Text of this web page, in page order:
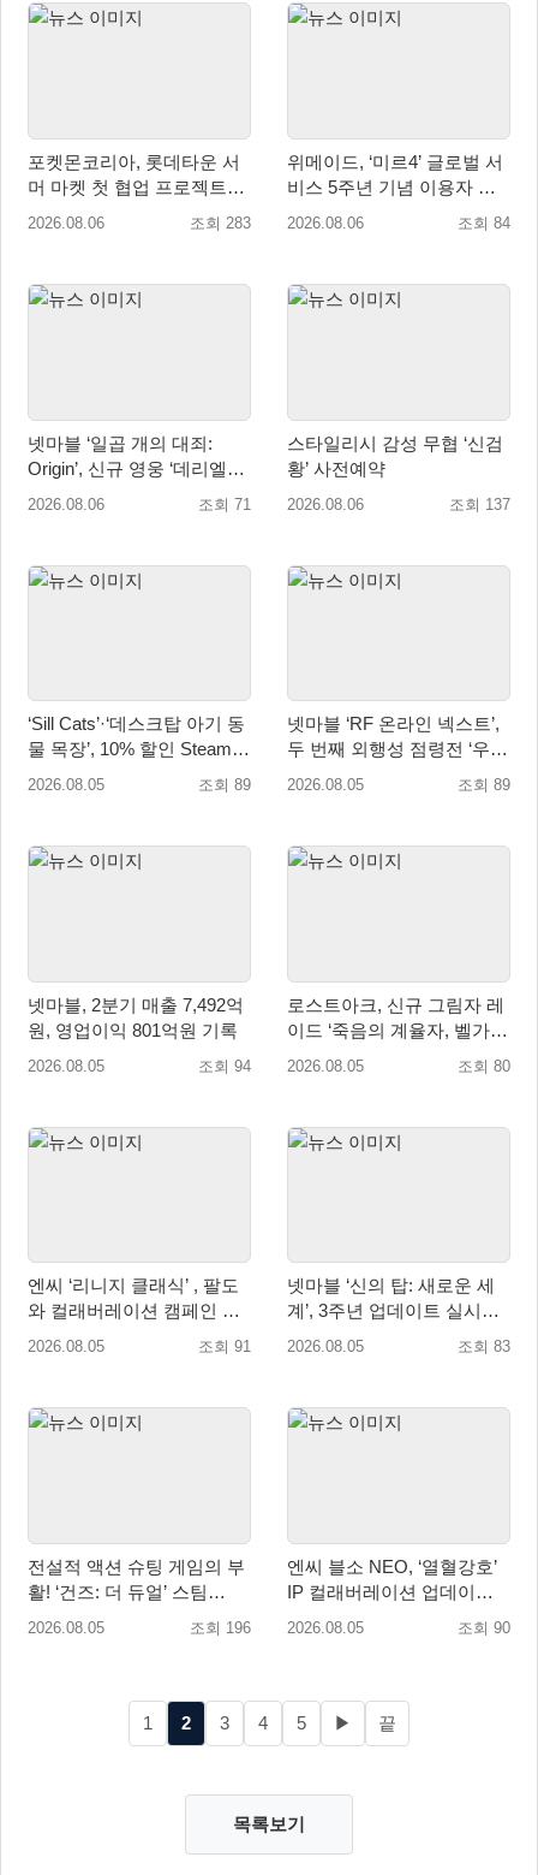
포켓몬코리아, 롯데타운 서
머 마켓 첫 협업 프로젝트
‘포켓몬 별빛낙원’ 개최
2026.08.06 조회 283
위메이드, ‘미르4’ 글로벌 서
비스 5주년 기념 이용자 헌
정 영상 공개
2026.08.06 조회 84
넷마블 ‘일곱 개의 대죄:
Origin’, 신규 영웅 ‘데리엘리’
업데이트 실시
2026.08.06 조회 71
스타일리시 감성 무협 ‘신검
황’ 사전예약
2026.08.06 조회 137
‘Sill Cats’·‘데스크탑 아기 동
물 목장’, 10% 할인 Steam
번들 판매
2026.08.05 조회 89
넷마블 ‘RF 온라인 넥스트’,
두 번째 외행성 점령전 ‘우샤
스 워존’ 등 업데이트 실시
2026.08.05 조회 89
넷마블, 2분기 매출 7,492억
원, 영업이익 801억원 기록
2026.08.05 조회 94
로스트아크, 신규 그림자 레
이드 ‘죽음의 계율자, 벨가르
딘’ 업데이트
2026.08.05 조회 80
엔씨 ‘리니지 클래식’ , 팔도
와 컬래버레이션 캠페인 진
행
2026.08.05 조회 91
넷마블 ‘신의 탑: 새로운 세
계’, 3주년 업데이트 실시…
신규 가주 ‘연 이랑’ 등장
2026.08.05 조회 83
전설적 액션 슈팅 게임의 부
활! ‘건즈: 더 듀얼’ 스팀
(Steam) 8월 14일 정식 오픈
2026.08.05 조회 196
엔씨 블소 NEO, ‘열혈강호’
IP 컬래버레이션 업데이트
사전예약 시작
2026.08.05 조회 90
1 2 3 4 5 ▶ 끝
목록보기